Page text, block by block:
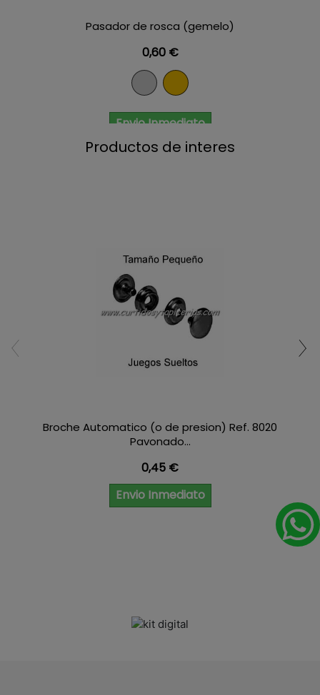
Pasador de rosca (gemelo)
Precio
0,60 €
NiquelDorado
Envio Inmediato
Productos de interes
Broche Automatico (o de presion) Ref. 8020
Pavonado...
Precio
0,45 €
Envio Inmediato